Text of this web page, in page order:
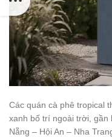
Các quán cà phê tropical
xanh bố trí ngoài trời,
Nẵng – Hội An – Nha